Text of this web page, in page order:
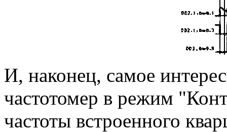
И, наконец, самое
частотомер в режим
частоты встроенного